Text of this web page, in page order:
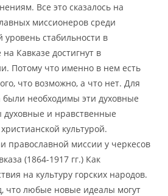
Все это сказалось на
миссионеров среди
стабильности в
Кавказе достигнут в
Потому что именно в нем есть
что возможно, а что нет. Для
необходимы эти духовные
и нравственные
культурой.
православной миссии у черкесов
(1864-1917 гг.) Как
на культуру горских народов.
что любые новые идеалы могут